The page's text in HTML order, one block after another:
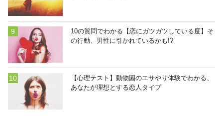
10の質問でわかる【恋にガツガツしている度】そ
の行動、男性に引かれているかも!?
【心理テスト】動物園のエサやり体験でわかる、
あなたが理想とする恋人タイプ